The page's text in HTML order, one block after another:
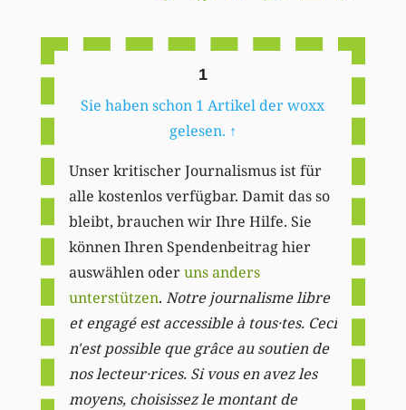
1
Sie haben schon 1 Artikel der woxx
gelesen. ↑
Unser kritischer Journalismus ist für
alle kostenlos verfügbar. Damit das so
bleibt, brauchen wir Ihre Hilfe. Sie
können Ihren Spendenbeitrag hier
auswählen oderuns anders
unterstützen. Notre journalisme libre
et engagé est accessible à tous·tes. Ceci
n'est possible que grâce au soutien de
nos lecteur·rices. Si vous en avez les
moyens, choisissez le montant de